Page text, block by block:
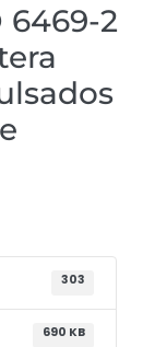
6469-2
303
690 KB